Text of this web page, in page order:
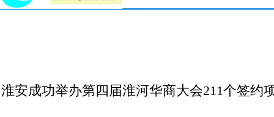
淮安成功举办第四届淮河华商大会211个签约